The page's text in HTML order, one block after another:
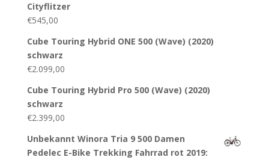
Cityflitzer
€545,00
Cube Touring Hybrid ONE 500 (Wave) (2020)
schwarz
€2.099,00
Cube Touring Hybrid Pro 500 (Wave) (2020)
schwarz
€2.399,00
Unbekannt Winora Tria 9 500 Damen
Pedelec E-Bike Trekking Fahrrad rot 2019: